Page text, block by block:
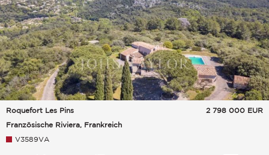
Roquefort Les Pins
Französische Riviera, Frankreich
2 798 000 EUR
V3589VA